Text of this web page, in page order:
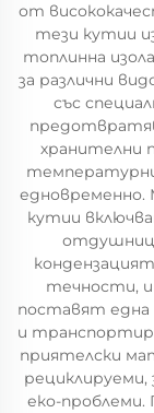
от
тези кутии
топлинна
за различни
със
хранителни
кутии
течности,
поставят една
и
приятелски
еко-проблеми.